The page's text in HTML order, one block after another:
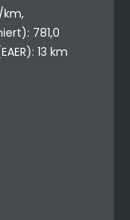
km,
781,0
13 km